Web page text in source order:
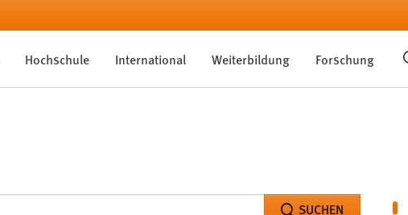
Hochschule International Weiterbildung Forschung
SUCHEN